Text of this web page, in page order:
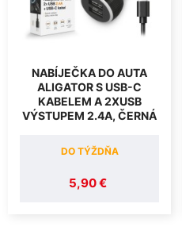
NABÍJEČKA DO AUTA
ALIGATOR S USB-C
KABELEM A 2XUSB
VÝSTUPEM 2.4A, ČERNÁ
5,90 €
DO TÝŽDŇA